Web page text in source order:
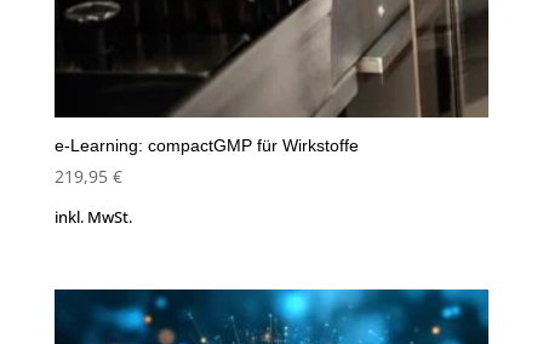
e-Learning: compactGMP für Wirkstoffe
219,95 €
inkl. MwSt.